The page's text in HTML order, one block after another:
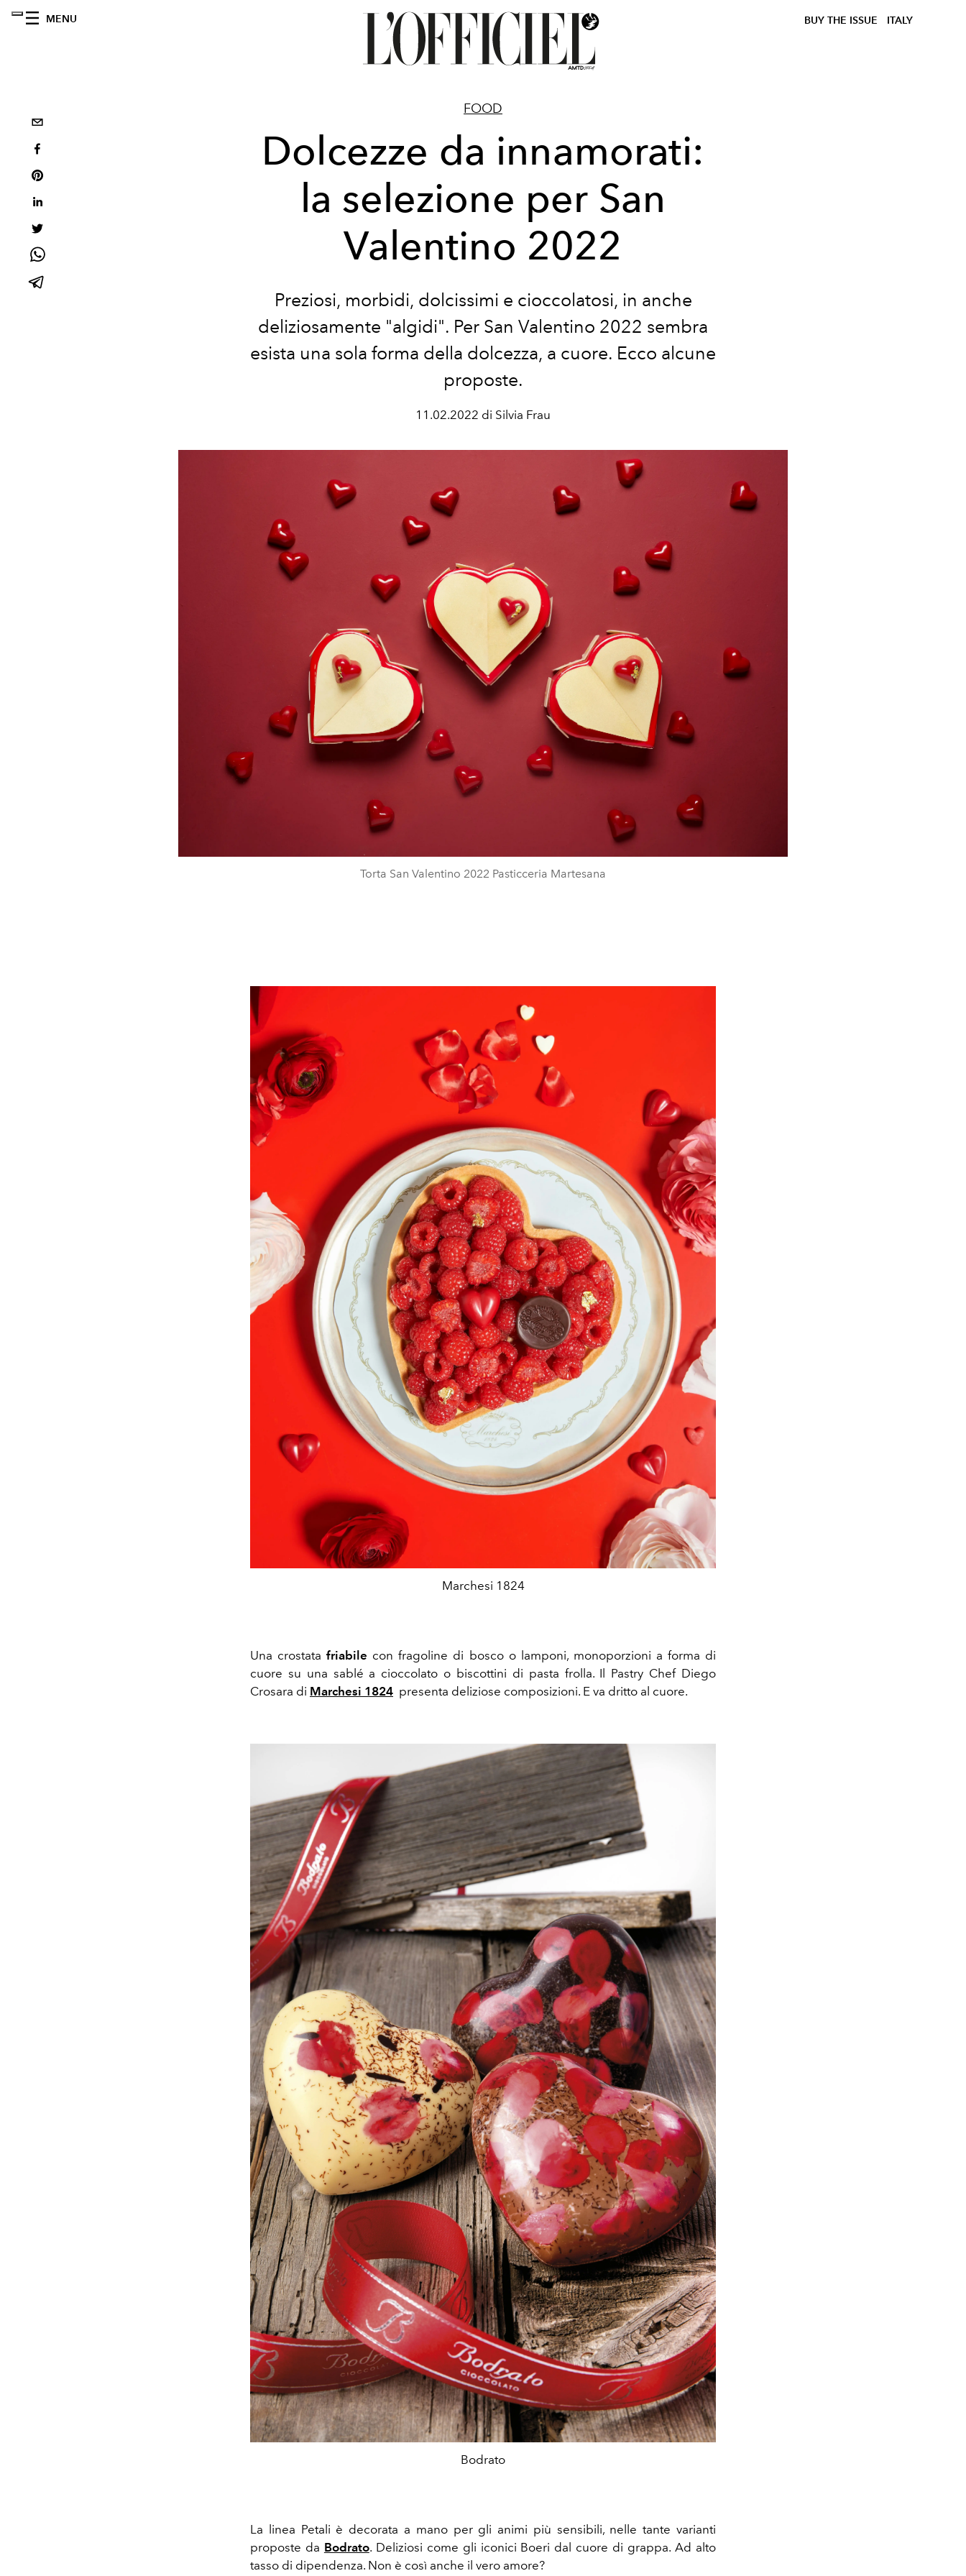
MENU BUY THE ISSUE ITALY
FOOD
Dolcezze da innamorati:
la selezione per San
Valentino 2022
Preziosi, morbidi, dolcissimi e cioccolatosi, in anche
deliziosamente "algidi". Per San Valentino 2022 sembra
esista una sola forma della dolcezza, a cuore. Ecco alcune
proposte.
11.02.2022 di Silvia Frau
Torta San Valentino 2022 Pasticceria Martesana
Marchesi 1824
Una crostatafriabile con fragoline di bosco o lamponi, monoporzioni a forma di
cuore su una sablé a cioccolato o biscottini di pasta frolla. Il Pastry Chef Diego
Crosara di Marchesi 1824 presenta deliziose composizioni. E va dritto al cuore.
Bodrato
La linea Petali è decorata a mano per gli animi più sensibili, nelle tante varianti
proposte da Bodrato. Deliziosi come gli iconici Boeri dal cuore di grappa. Ad alto
tasso di dipendenza. Non è così anche il vero amore?